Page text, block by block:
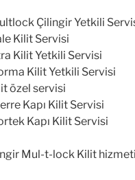
Çilingir Yetkili
Kilit Servisi
Kilit Yetkili Servisi
Kilit Yetkili Servisi
özel servisi
Kapı Kilit Servisi
Kapı Kilit Servisi
Mul-t-lock Kilit